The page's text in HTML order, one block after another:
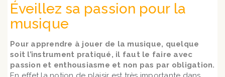
Éveillez sa passion pour la
musique
Pour apprendre à jouer de la musique, quelque
soit l’instrument pratiqué, il faut le faire avec
passion et enthousiasme et non pas par obligation.